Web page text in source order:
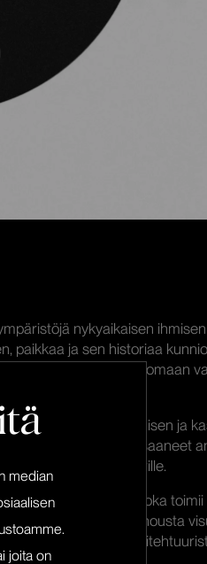
median
joita on
nykyaikaisen
paikkaa ja sen historiaa
mutta onnistunut luomaan
oli jäänyt tiiviin tekemisen ja
työnäytteet eivät saaneet
löytäneet tietään perille.
verkkopalvelun, joka
Emme halunneet nousta
mallinnusten ja